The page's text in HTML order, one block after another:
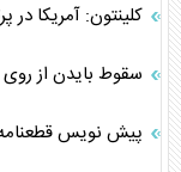
کلینتون: آمریکا در
سقوط بایدن از
پیش نویس